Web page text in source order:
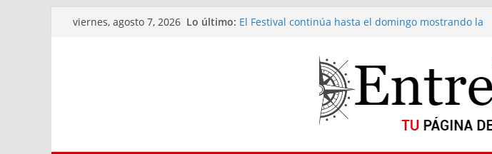
Saltarviernes, agosto 7, 2026 Lo último: El Festival continúa hasta el domingo mostrando la
Tres bocas de venta de drogas cerradas en La Paloma
El Marco de los Reyes
Parque NBA en Gramado